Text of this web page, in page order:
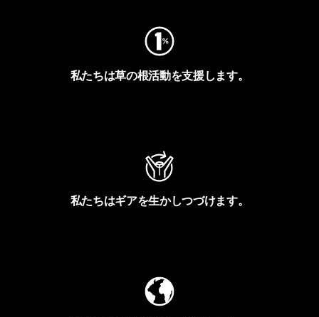
私たちは草の根活動を支援します。
私たちはギアを生かしつづけます。